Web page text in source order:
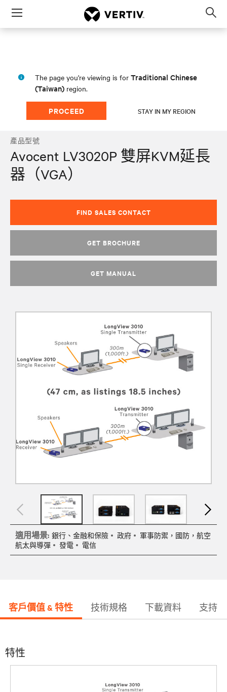
Menu
The page you're viewing is for Traditional Chinese
(Taiwan) region.
PROCEED STAY IN MY REGION
產品型號
Avocent LV3020P 雙屏KVM延長
器（VGA）
FIND SALES CONTACT
GET BROCHURE
GET MANUAL
適用場景: 銀行、金融和保險 政府
軍事防禦，國防，航空
航太與導彈
發電 電信
客戶價值 & 特性 技術規格 下載資料 支持
特性